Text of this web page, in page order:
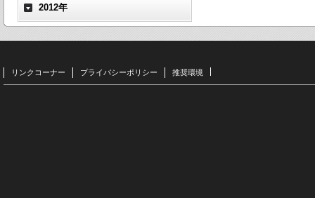
2012年
リンクコーナー プライバシーポリシー 推奨環境